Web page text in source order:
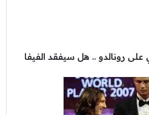
رونالدو .. هل سيفقد الفيفا